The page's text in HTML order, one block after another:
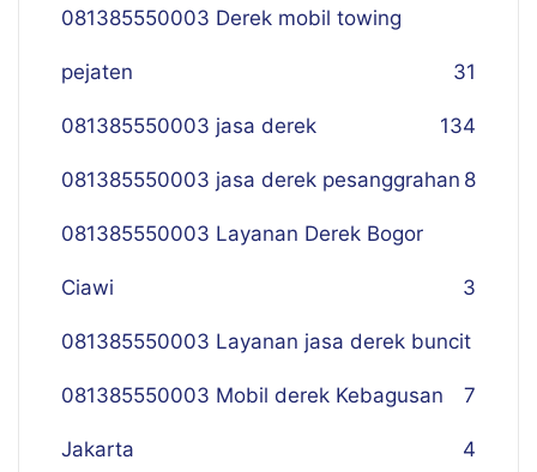
081385550003 Derek mobil towing
pejaten 31
081385550003 jasa derek 134
081385550003 jasa derek pesanggrahan 8
081385550003 Layanan Derek Bogor
Ciawi 3
081385550003 Layanan jasa derek buncit
7
081385550003 Mobil derek Kebagusan
Jakarta 4